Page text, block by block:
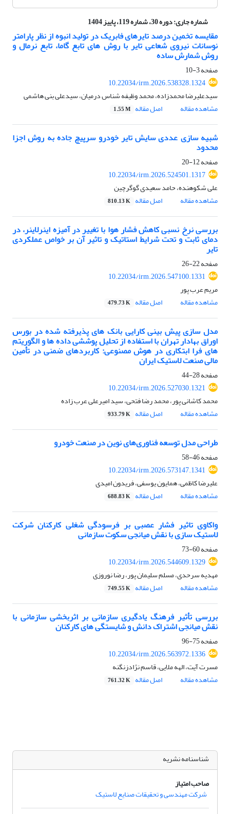
شماره جاری:دوره 30، شماره 119، پاییز 1404
مقایسه تخمین درصد تایرهای فابریک در تولید انبوه از نظر پارامتر
نوسانات نیروی شعاعی تایر با روش های تابع گاما، تابع نرمال و
روش شمارش ساده
صفحه3-10
10.22034/irm.2026.538328.1324
سیدعلیرضا محمدزاده، محمد وظیفه شناس درمیان، سیدعلی بنی هاشمی
مشاهده مقاله
اصل مقاله 1.55 M
شبیه سازی عددی سایش تایر خودرو سرپیچ جاده به روش اجزا
محدود
صفحه12-20
10.22034/irm.2026.524501.1317
علی شکوهنده، حامد سعیدی گوگرچین
مشاهده مقاله
اصل مقاله 810.13 K
بررسی نرخ نسبی کاهش فشار هوا با تغییر در آمیزه اینرلاینر، در
دمای ثابت و تحت شرایط استاتیک و تاثیر آن بر خواص عملکردی
تایر
صفحه22-26
10.22034/irm.2026.547100.1331
مریم عرب پور
مشاهده مقاله
اصل مقاله 479.73 K
مدل سازی پیش بینی کارایی بانک های پذیرفته شده در بورس
اوراق بهادار تهران با استفاده از تحلیل پوششی داده ها و الگوریتم
های فرا ابتکاری در هوش مصنوعی: کاربردهای ضمنی در تأمین
مالی صنعت لاستیک ایران
صفحه28-44
10.22034/irm.2026.527030.1321
محمد کاشانی پور، محمد رضا فتحی، سید امیرعلی عرب زاده
مشاهده مقاله
اصل مقاله 933.79 K
طراحی مدل توسعه فناوری‌های نوین در صنعت خودرو
صفحه46-58
10.22034/irm.2026.573147.1341
علیرضا کاظمی، همایون یوسفی، فریدون امیدی
مشاهده مقاله
اصل مقاله 688.83 K
واکاوی تاثیر فشار عصبی بر فرسودگی شغلی کارکنان شرکت
لاستیک سازی با نقش میانجی سکوت سازمانی
صفحه60-73
10.22034/irm.2026.544609.1329
مهدیه سرحدی، مسلم سلیمان پور، رضا نوروزی
مشاهده مقاله
اصل مقاله 749.55 K
بررسی تأثیر فرهنگ یادگیری سازمانی بر اثربخشی سازمانی با
نقش میانجی اشتراک دانش و شایستگی های کارکنان
صفحه75-96
10.22034/irm.2026.563972.1336
مسرت آیت، الهه ملایی، قاسم نژادزنگنه
مشاهده مقاله
اصل مقاله 761.32 K
شناسنامه نشریه
صاحب امتیاز
شرکت مهندسی و تحقیقات صنایع لاستیک